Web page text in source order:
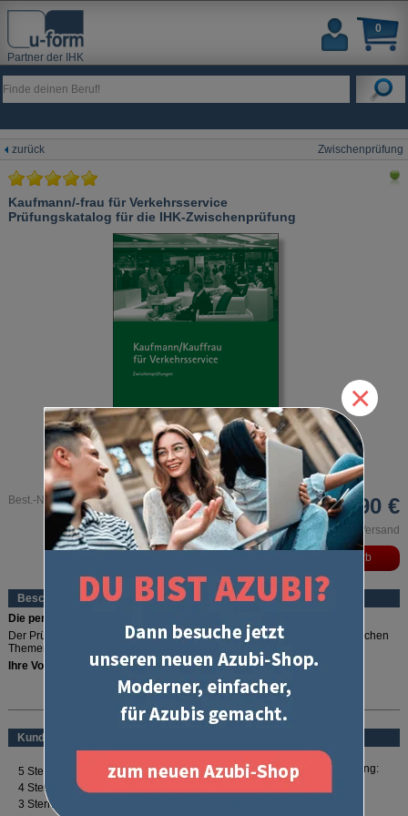
Partner der IHK
0
zurück Zwischenprüfung
Kaufmann/-frau für Verkehrsservice
Prüfungskatalog für die IHK-Zwischenprüfung
Best.-Nr. 1330 3,90 €
inkl. MwSt. und zzgl. Versand
Beschreibung
Die perfekte Checkliste!
Der Prüfungskatalog zur IHK-Zwischenprüfung informiert über alle möglichen
Themengebiete und Inhalte der Zwischenprüfung.
Ihre Vorteile:
Überblick über alle Prüfungsthemen der Zwischenprüfung
für die Zwischenprüfung
Die perfekte Checkliste für eine umfassende Prüfungsvorbereitung
mehr lesen
Kundenbewertung
×